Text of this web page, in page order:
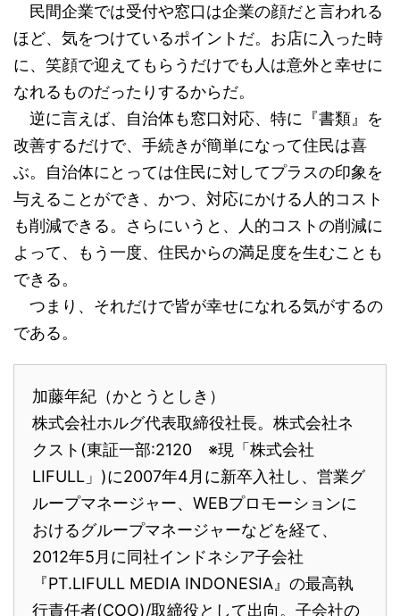
民間企業では受付や窓口は企業の顔だと言われる
ほど、気をつけているポイントだ。お店に入った時
に、笑顔で迎えてもらうだけでも人は意外と幸せに
なれるものだったりするからだ。
逆に言えば、自治体も窓口対応、特に『書類』を
改善するだけで、手続きが簡単になって住民は喜
ぶ。自治体にとっては住民に対してプラスの印象を
与えることができ、かつ、対応にかける人的コスト
も削減できる。さらにいうと、人的コストの削減に
よって、もう一度、住民からの満足度を生むことも
できる。
つまり、それだけで皆が幸せになれる気がするの
である。
加藤年紀（かとうとしき）
株式会社ホルグ代表取締役社長。株式会社ネ
クスト(東証一部:2120 ※現「株式会社
LIFULL」)に2007年4月に新卒入社し、営業グ
ループマネージャー、WEBプロモーションに
おけるグループマネージャーなどを経て、
2012年5月に同社インドネシア子会社
『PT.LIFULL MEDIA INDONESIA』の最高執
行責任者(COO)/取締役として出向。子会社の